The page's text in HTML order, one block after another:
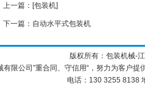
上一篇： [包装机]
下一篇： 自动水平式包装机
版权所有：包装机械-
限公司”重合同、守信用“，努力为客户提
电话：130 3255 8138